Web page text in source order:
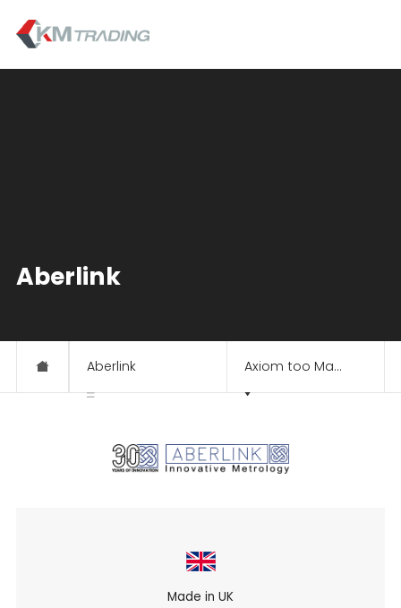
Aberlink
Aberlink Axiom too Manual
Made in UK